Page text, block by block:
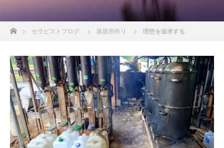
ホームセラピストブログ 蒸留所作り 理想を追求する